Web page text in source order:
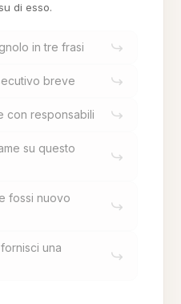
di esso.
in tre frasi
breve
con responsabili
su questo
fossi nuovo
una